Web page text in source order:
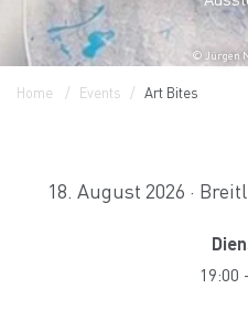
© Jürgen
Home Events Art Bites
18. August 2026 ·
19:00 -